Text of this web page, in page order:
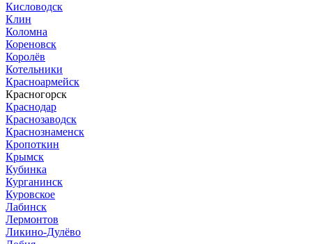
Кисловодск
Клин
Коломна
Кореновск
Королёв
Котельники
Красноармейск
Красногорск
Краснодар
Краснозаводск
Краснознаменск
Кропоткин
Крымск
Кубинка
Курганинск
Куровское
Лабинск
Лермонтов
Ликино-Дулёво